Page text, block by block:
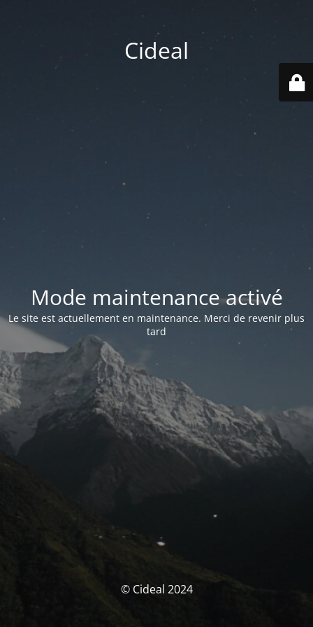
Cideal
Mode maintenance activé
Le site est actuellement en maintenance. Merci de revenir plus
tard
© Cideal 2024